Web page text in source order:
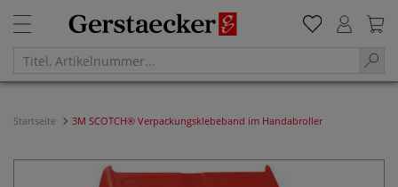
Startseite 3M SCOTCH® Verpackungsklebeband im Handabroller